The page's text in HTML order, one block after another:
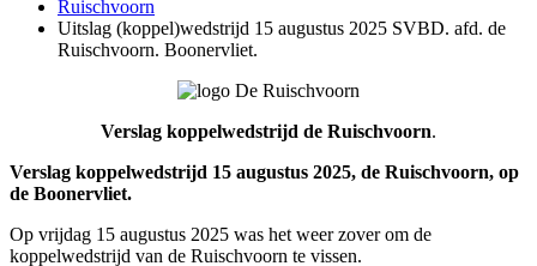
Ruischvoorn
Uitslag (koppel)wedstrijd 15 augustus 2025 SVBD. afd. de
Ruischvoorn. Boonervliet.
Verslag koppelwedstrijd de Ruischvoorn.
Verslag koppelwedstrijd 15 augustus 2025, de Ruischvoorn, op
de Boonervliet.
Op vrijdag 15 augustus 2025 was het weer zover om de
koppelwedstrijd van de Ruischvoorn te vissen.